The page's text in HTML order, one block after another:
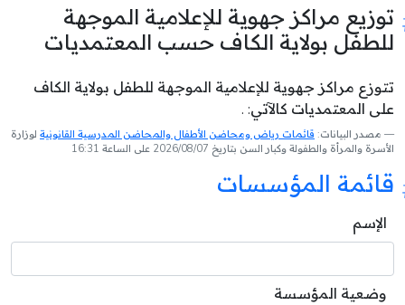
توزيع مراكز جهوية للإعلامية الموجهة
للطفل بولاية الكاف حسب المعتمديات
تتوزع مراكز جهوية للإعلامية الموجهة للطفل بولاية الكاف
على المعتمديات كالآتي: .
مصدر البيانات: قائمات رياض ومحاضن الأطفال والمحاضن المدرسية القانونية لوزارة
الأسرة والمرأة والطفولة وكبار السن بتاريخ 2026/08/07 على الساعة 16:31
قائمة المؤسسات
الإسم
وضعية المؤسسة